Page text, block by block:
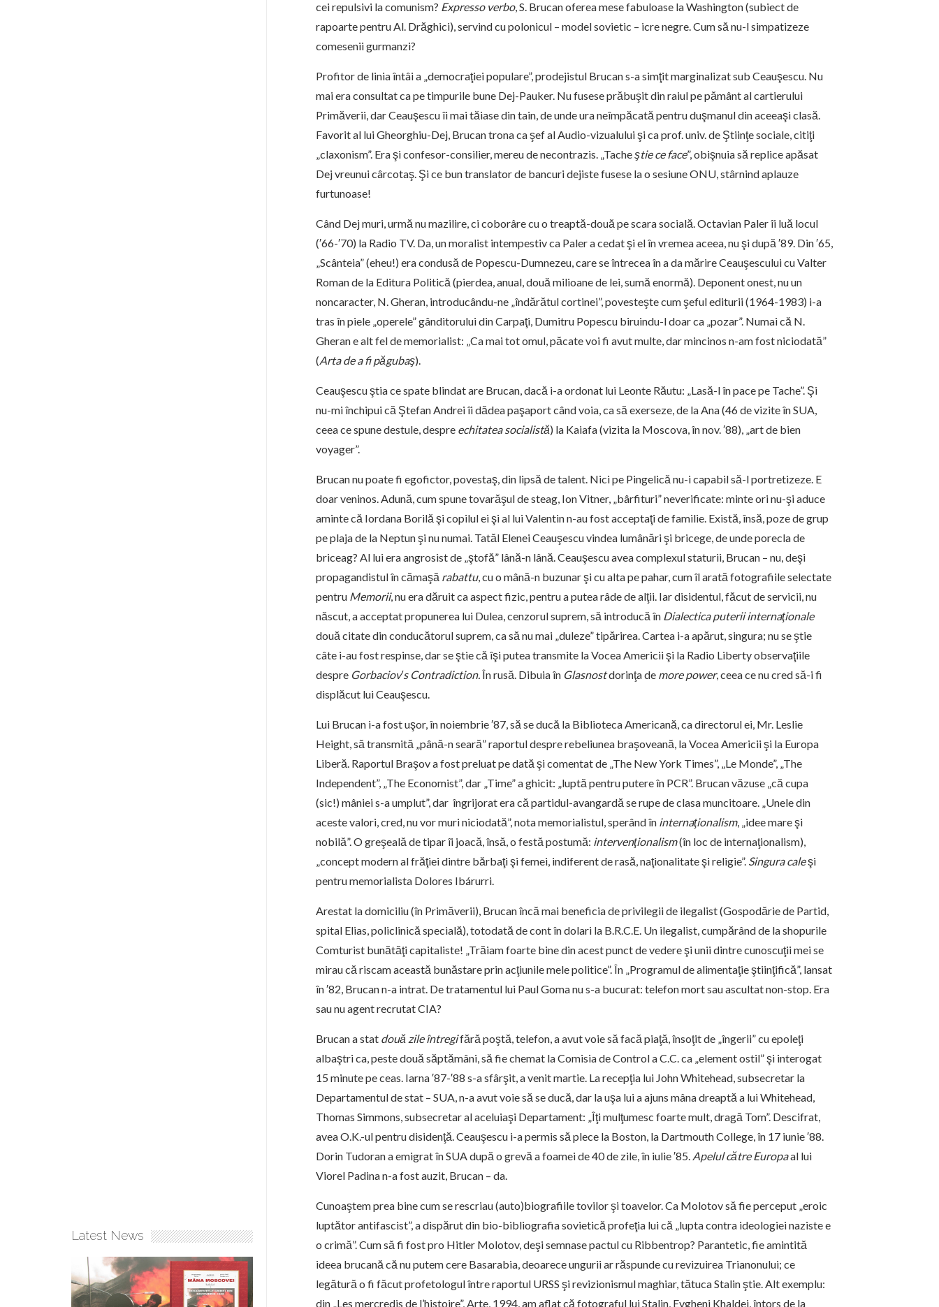
cei repulsivi la comunism? Expresso verbo, S. Brucan oferea mese fabuloase la Washington (subiect de
rapoarte pentru Al. Drăghici), servind cu polonicul – model sovietic – icre negre. Cum să nu-l simpatizeze
comesenii gurmanzi?
Profitor de linia întâi a „democraţiei populare”, prodejistul Brucan s-a simţit marginalizat sub Ceauşescu. Nu
mai era consultat ca pe timpurile bune Dej-Pauker. Nu fusese prăbuşit din raiul pe pământ al cartierului
Primăverii, dar Ceauşescu îi mai tăiase din tain, de unde ura neîmpăcată pentru duşmanul din aceeaşi clasă.
Favorit al lui Gheorghiu-Dej, Brucan trona ca şef al Audio-vizualului şi ca prof. univ. de Ştiinţe sociale, citiţi
„claxonism”. Era şi confesor-consilier, mereu de necontrazis. „Tacheştie ce face”, obişnuia să replice apăsat
Dej vreunui cârcotaş. Şi ce bun translator de bancuri dejiste fusese la o sesiune ONU, stârnind aplauze
furtunoase!
Când Dej muri, urmă nu mazilire, ci coborâre cu o treaptă-două pe scara socială. Octavian Paler îi luă locul
(′66-′70) la Radio TV. Da, un moralist intempestiv ca Paler a cedat şi el în vremea aceea, nu şi după ′89. Din ′65,
„Scânteia” (eheu!) era condusă de Popescu-Dumnezeu, care se întrecea în a da mărire Ceauşescului cu Valter
Roman de la Editura Politică (pierdea, anual, două milioane de lei, sumă enormă). Deponent onest, nu un
noncaracter, N. Gheran, introducându-ne „îndărătul cortinei”, povesteşte cum şeful editurii (1964-1983) i-a
tras în piele „operele” gânditorului din Carpaţi, Dumitru Popescu biruindu-l doar ca „pozar”. Numai că N.
Gheran e alt fel de memorialist: „Ca mai tot omul, păcate voi fi avut multe, dar mincinos n-am fost niciodată”
(Arta de a fi păgubaş).
Ceauşescu ştia ce spate blindat are Brucan, dacă i-a ordonat lui Leonte Răutu: „Lasă-l în pace pe Tache”. Şi
nu-mi închipui că Ştefan Andrei îi dădea paşaport când voia, ca să exerseze, de la Ana (46 de vizite în SUA,
ceea ce spune destule, despre echitatea socialistă) la Kaiafa (vizita la Moscova, în nov. ′88), „art de bien
voyager”.
Brucan nu poate fi egofictor, povestaş, din lipsă de talent. Nici pe Pingelică nu-i capabil să-l portretizeze. E
doar veninos. Adună, cum spune tovarăşul de steag, Ion Vitner, „bârfituri” neverificate: minte ori nu-şi aduce
aminte că Iordana Borilă şi copilul ei şi al lui Valentin n-au fost acceptaţi de familie. Există, însă, poze de grup
pe plaja de la Neptun şi nu numai. Tatăl Elenei Ceauşescu vindea lumânări şi bricege, de unde porecla de
briceag? Al lui era angrosist de „ştofă” lână-n lână. Ceauşescu avea complexul staturii, Brucan – nu, deşi
propagandistul în cămaşă rabattu, cu o mână-n buzunar şi cu alta pe pahar, cum îl arată fotografiile selectate
pentru Memorii, nu era dăruit ca aspect fizic, pentru a putea râde de alţii. Iar disidentul, făcut de servicii, nu
născut, a acceptat propunerea lui Dulea, cenzorul suprem, să introducă în Dialectica puterii internaţionale
două citate din conducătorul suprem, ca să nu mai „duleze” tipărirea. Cartea i-a apărut, singura; nu se ştie
câte i-au fost respinse, dar se ştie că îşi putea transmite la Vocea Americii şi la Radio Liberty observaţiile
despre Gorbaciov′s Contradiction.În rusă. Dibuia în Glasnostdorinţa de more power, ceea ce nu cred să-i fi
displăcut lui Ceauşescu.
Lui Brucan i-a fost uşor, în noiembrie ′87, să se ducă la Biblioteca Americană, ca directorul ei, Mr. Leslie
Height, să transmită „până-n seară” raportul despre rebeliunea braşoveană, la Vocea Americii şi la Europa
Liberă. Raportul Braşov a fost preluat pe dată şi comentat de „The New York Times”, „Le Monde”, „The
Independent”, „The Economist”, dar „Time” a ghicit: „luptă pentru putere în PCR”. Brucan văzuse „că cupa
(sic!) mâniei s-a umplut”, dar îngrijorat era că partidul-avangardă se rupe de clasa muncitoare. „Unele din
aceste valori, cred, nu vor muri niciodată”, nota memorialistul, sperând în internaţionalism, „idee mare şi
nobilă”. O greşeală de tipar îi joacă, însă, o festă postumă: intervenţionalism(în loc de internaţionalism),
„concept modern al frăţiei dintre bărbaţi şi femei, indiferent de rasă, naţionalitate şi religie”. Singura caleşi
pentru memorialista Dolores Ibárurri.
Arestat la domiciliu (în Primăverii), Brucan încă mai beneficia de privilegii de ilegalist (Gospodărie de Partid,
spital Elias, policlinică specială), totodată de cont în dolari la B.R.C.E. Un ilegalist, cumpărând de la shopurile
Comturist bunătăţi capitaliste! „Trăiam foarte bine din acest punct de vedere şi unii dintre cunoscuţii mei se
mirau că riscam această bunăstare prin acţiunile mele politice”. În „Programul de alimentaţie ştiinţifică”, lansat
în ′82, Brucan n-a intrat. De tratamentul lui Paul Goma nu s-a bucurat: telefon mort sau ascultat non-stop. Era
sau nu agent recrutat CIA?
Brucan a stat două zile întregifără poştă, telefon, a avut voie să facă piaţă, însoţit de „îngerii” cu epoleţi
albaştri ca, peste două săptămâni, să fie chemat la Comisia de Control a C.C. ca „element ostil” şi interogat
15 minute pe ceas. Iarna ′87-′88 s-a sfârşit, a venit martie. La recepţia lui John Whitehead, subsecretar la
Departamentul de stat – SUA, n-a avut voie să se ducă, dar la uşa lui a ajuns mâna dreaptă a lui Whitehead,
Thomas Simmons, subsecretar al aceluiaşi Departament: „Îţi mulţumesc foarte mult, dragă Tom”. Descifrat,
avea O.K.-ul pentru disidenţă. Ceauşescu i-a permis să plece la Boston, la Dartmouth College, în 17 iunie ′88.
Dorin Tudoran a emigrat în SUA după o grevă a foamei de 40 de zile, în iulie ′85. Apelul către Europaal lui
Viorel Padina n-a fost auzit, Brucan – da.
Cunoaştem prea bine cum se rescriau (auto)biografiile tovilor şi toavelor. Ca Molotov să fie perceput „eroic
luptător antifascist”, a dispărut din bio-bibliografia sovietică profeţia lui că „lupta contra ideologiei naziste e
o crimă”. Cum să fi fost pro Hitler Molotov, deşi semnase pactul cu Ribbentrop? Parantetic, fie amintită
ideea brucană că nu putem cere Basarabia, deoarece ungurii ar răspunde cu revizuirea Trianonului; ce
legătură o fi făcut profetologul între raportul URSS şi revizionismul maghiar, tătuca Stalin ştie. Alt exemplu:
din „Les mercredis de l’histoire”, Arte, 1994, am aflat că fotograful lui Stalin, Evgheni Khaldei, întors de la
Latest News